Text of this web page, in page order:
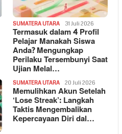
SUMATERA UTARA 31 Juli 2026
Termasuk dalam 4 Profil
Pelajar Manakah Siswa
Anda? Mengungkap
Perilaku Tersembunyi Saat
Ujian Melal…
SUMATERA UTARA 20 Juli 2026
Memulihkan Akun Setelah
‘Lose Streak’: Langkah
Taktis Mengembalikan
Kepercayaan Diri dal…